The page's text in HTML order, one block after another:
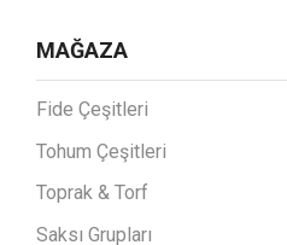
MAĞAZA
Fide Çeşitleri
Tohum Çeşitleri
Toprak & Torf
Saksı Grupları